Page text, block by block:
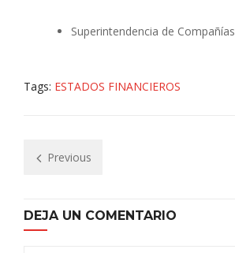
Superintendencia de Compañías
Tags: ESTADOS FINANCIEROS
Previous
DEJA UN COMENTARIO